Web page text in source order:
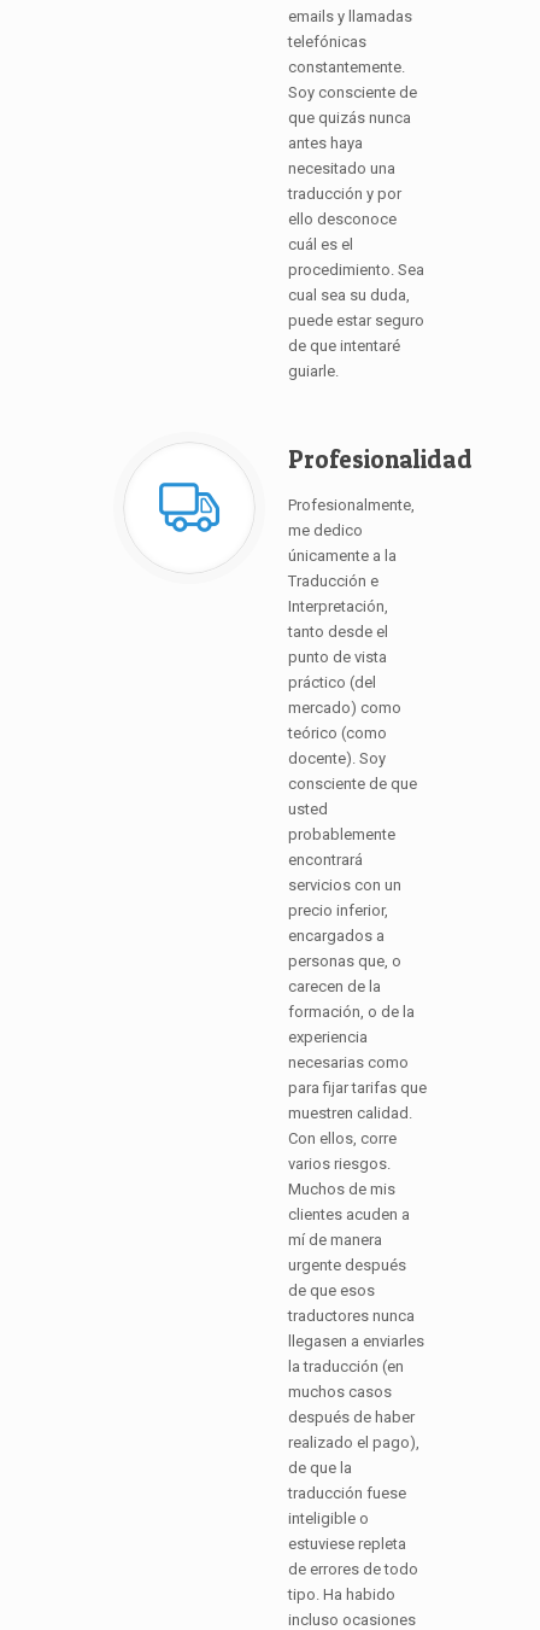
emails y llamadas
telefónicas
constantemente.
Soy consciente de
que quizás nunca
antes haya
necesitado una
traducción y por
ello desconoce
cuál es el
procedimiento. Sea
cual sea su duda,
puede estar seguro
de que intentaré
guiarle.
Profesionalidad
Profesionalmente,
me dedico
únicamente a la
Traducción e
Interpretación,
tanto desde el
punto de vista
práctico (del
mercado) como
teórico (como
docente). Soy
consciente de que
usted
probablemente
encontrará
servicios con un
precio inferior,
encargados a
personas que, o
carecen de la
formación, o de la
experiencia
necesarias como
para fijar tarifas que
muestren calidad.
Con ellos, corre
varios riesgos.
Muchos de mis
clientes acuden a
mí de manera
urgente después
de que esos
traductores nunca
llegasen a enviarles
la traducción (en
muchos casos
después de haber
realizado el pago),
de que la
traducción fuese
inteligible o
estuviese repleta
de errores de todo
tipo. Ha habido
incluso ocasiones